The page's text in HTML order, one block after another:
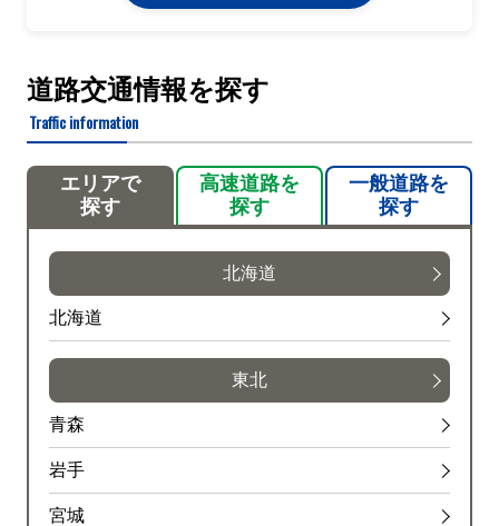
道路交通情報を探す
Traffic information
エリアで
探す
高速道路を
探す
一般道路を
探す
北海道
北海道
東北
青森
岩手
宮城